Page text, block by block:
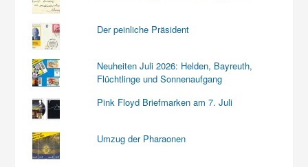
Der peinliche Präsident
Neuheiten Juli 2026: Helden, Bayreuth,
Flüchtlinge und Sonnenaufgang
Pink Floyd Briefmarken am 7. Juli
Umzug der Pharaonen